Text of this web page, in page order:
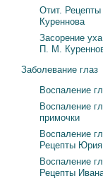
Отит.
Куреннова
Засорение
П. М.
Заболевание глаз
Воспаление
Воспаление
примочки
Воспаление
Рецепты
Воспаление
Рецепты